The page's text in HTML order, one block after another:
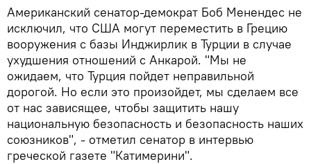
Американский сенатор-демократ Боб Менендес не
исключил, что США могут переместить в Грецию
вооружения с базы Инджирлик в Турции в случае
ухудшения отношений с Анкарой. "Мы не
ожидаем, что Турция пойдет неправильной
дорогой. Но если это произойдет, мы сделаем все
от нас зависящее, чтобы защитить нашу
национальную безопасность и безопасность наших
союзников", - отметил сенатор в интервью
греческой газете "Катимерини".